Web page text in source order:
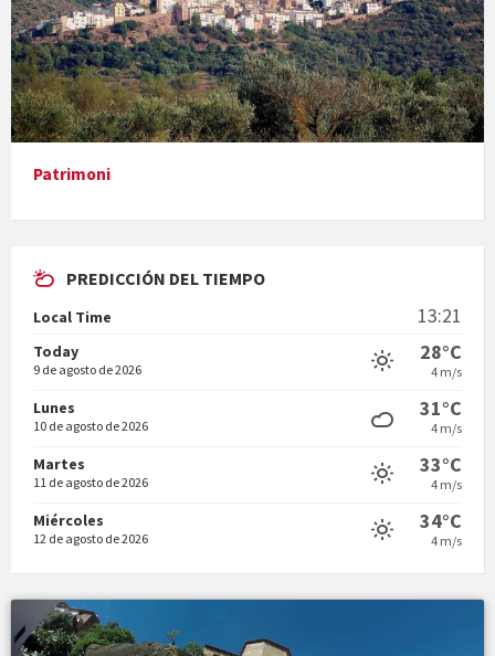
Presentació del llibre &quot;La mare&quot;, d'Emma Zafon
En Bum
Vermuts a la Font. Hit parit
Patrimoni
PREDICCIÓN DEL TIEMPO
Local Time 13:21
Today
9 de agosto de 2026
28°C
4 m/s
Lunes
10 de agosto de 2026
31°C
4 m/s
Martes
11 de agosto de 2026
33°C
4 m/s
Miércoles
12 de agosto de 2026
34°C
4 m/s